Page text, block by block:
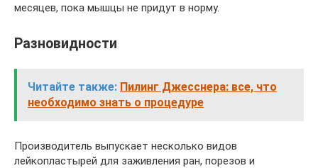
месяцев, пока мышцы не придут в норму.
Разновидности
Читайте также: Пилинг Джесснера: все, что
необходимо знать о процедуре
Производитель выпускает несколько видов
лейкопластырей для заживления ран, порезов и